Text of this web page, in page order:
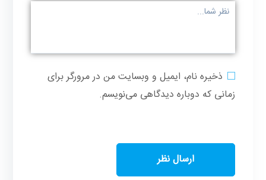
ذخیره نام، ایمیل و وبسایت من در مرورگر برای
زمانی که دوباره دیدگاهی می‌نویسم.